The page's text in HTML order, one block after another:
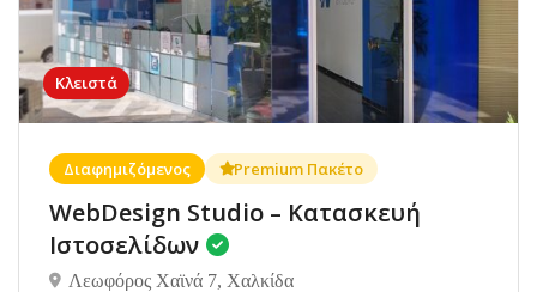
Κλειστά
Διαφημιζόμενος Premium Πακέτο
WebDesign Studio – Κατασκευή
Ιστοσελίδων
Λεωφόρος Χαϊνά 7, Χαλκίδα